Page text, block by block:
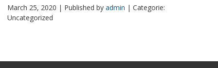
March 25, 2020 | Published by admin | Categorie:
Uncategorized